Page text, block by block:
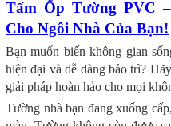
Tấm Ốp Tường PVC
Cho Ngôi Nhà Của Bạn!
Bạn muốn biến không gian
hiện đại và dễ dàng bảo trì?
giải pháp hoàn hảo cho mọi
Tường nhà bạn đang xuống